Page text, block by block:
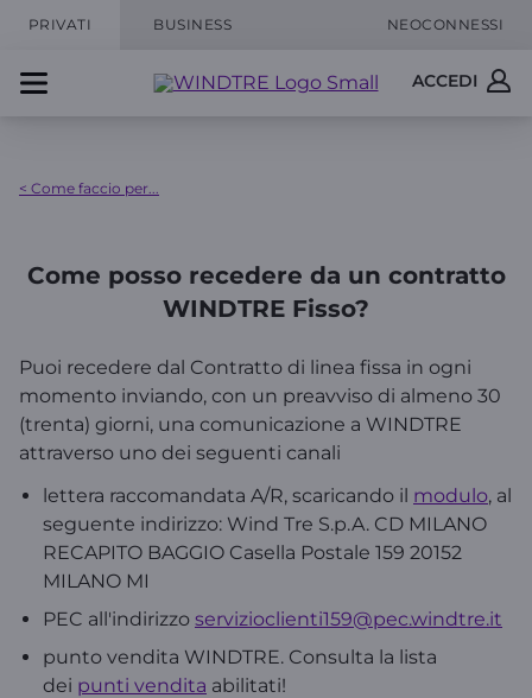
PRIVATI BUSINESS NEOCONNESSI
ACCEDI
< Come faccio per...
Come posso recedere da un contratto
WINDTRE Fisso?
Puoi recedere dal Contratto di linea fissa in ogni
momento inviando, con un preavviso di almeno 30
(trenta) giorni, una comunicazione a WINDTRE
attraverso uno dei seguenti canali
lettera raccomandata A/R, scaricando il modulo, al
seguente indirizzo: Wind Tre S.p.A. CD MILANO
RECAPITO BAGGIO Casella Postale 159 20152
MILANO MI
PEC all'indirizzo servizioclienti159@pec.windtre.it
punto vendita WINDTRE. Consulta la lista
dei punti vendita abilitati!